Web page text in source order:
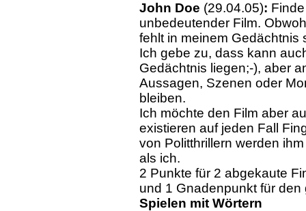
John Doe (29.04.05):
unbedeutender Film.
fehlt in meinem Gedächtnis
Ich gebe zu, dass kann
Gedächtnis liegen;-), aber
Aussagen, Szenen oder
bleiben.
Ich möchte den Film aber
existieren auf jeden Fall
von Politthrillern werden
als ich.
2 Punkte für 2 abgekaute
und 1 Gnadenpunkt für
Spielen mit Wörtern